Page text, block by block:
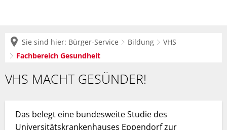
Sie sind hier: Bürger-Service Bildung
VHS
Fachbereich Gesundheit
Fachbereich
VHS MACHT GESÜNDER!
Das belegt eine bundesweite Studie des
Universitätskrankenhauses Eppendorf zur